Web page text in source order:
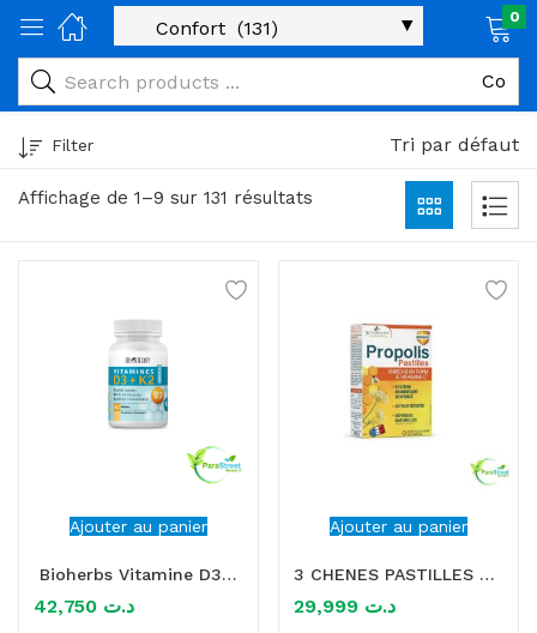
alimentaires)
médical)
0
Affichage de 1–9 sur 131 résultats
Filter Tri par défaut
Ajouter au panier
Bioherbs Vitamine D3+K2 60G
د.ت
Ajouter au panier
3 CHENES PASTILLES A LA PROPOLIS 40 PASTILLES
د.ت